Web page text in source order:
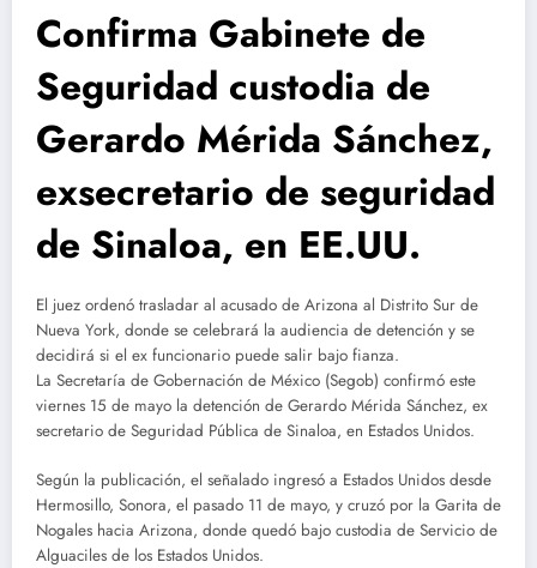
Confirma Gabinete de
Seguridad custodia de
Gerardo Mérida Sánchez,
exsecretario de seguridad
de Sinaloa, en EE.UU.
El juez ordenó trasladar al acusado de Arizona al Distrito Sur de
Nueva York, donde se celebrará la audiencia de detención y se
decidirá si el ex funcionario puede salir bajo fianza.
La Secretaría de Gobernación de México (Segob) confirmó este
viernes 15 de mayo la detención de Gerardo Mérida Sánchez, ex
secretario de Seguridad Pública de Sinaloa, en Estados Unidos.
Según la publicación, el señalado ingresó a Estados Unidos desde
Hermosillo, Sonora, el pasado 11 de mayo, y cruzó por la Garita de
Nogales hacia Arizona, donde quedó bajo custodia de Servicio de
Alguaciles de los Estados Unidos.